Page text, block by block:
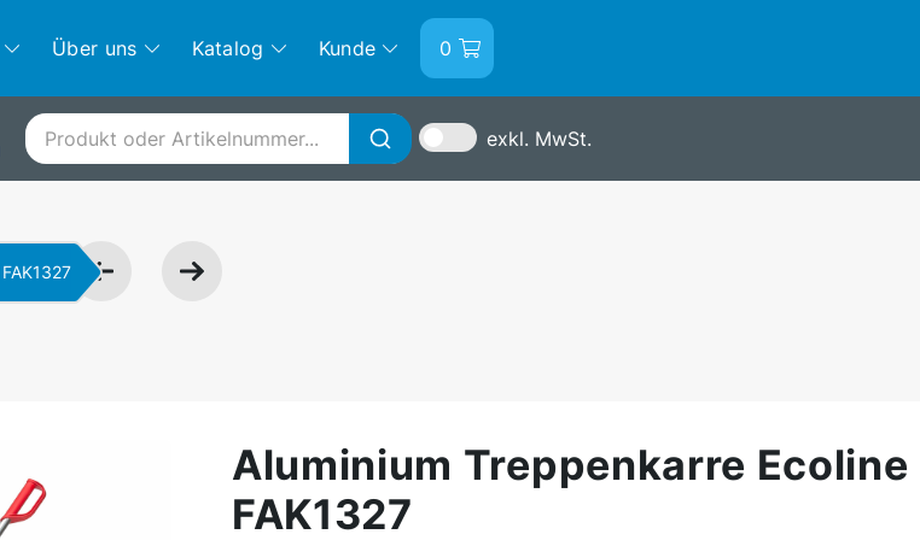
Über uns Katalog Kunde
Anmelden
0
exkl. MwSt.
FAK1327
Aluminium Treppenkarre Ecoline
FAK1327